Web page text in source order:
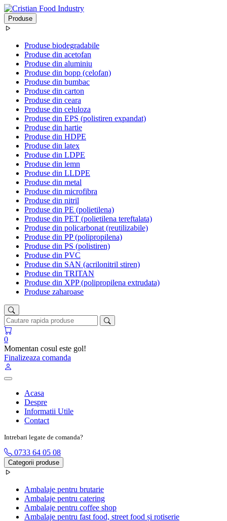
Produse
Produse biodegradabile
Produse din acetofan
Produse din aluminiu
Produse din bopp (celofan)
Produse din bumbac
Produse din carton
Produse din ceara
Produse din celuloza
Produse din EPS (polistiren expandat)
Produse din hartie
Produse din HDPE
Produse din latex
Produse din LDPE
Produse din lemn
Produse din LLDPE
Produse din metal
Produse din microfibra
Produse din nitril
Produse din PE (polietilena)
Produse din PET (polietilena tereftalata)
Produse din policarbonat (reutilizabile)
Produse din PP (polipropilena)
Produse din PS (polistiren)
Produse din PVC
Produse din SAN (acrilonitril stiren)
Produse din TRITAN
Produse din XPP (polipropilena extrudata)
Produse zaharoase
0
Momentan cosul este gol!
Finalizeaza comanda
Acasa
Despre
Informatii Utile
Contact
Intrebari legate de comanda?
0733 64 05 08
Categorii produse
Ambalaje pentru brutarie
Ambalaje pentru catering
Ambalaje pentru coffee shop
Ambalaje pentru fast food, street food și rotiserie